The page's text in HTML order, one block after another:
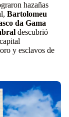
hazañas
Bartolomeu
da Gama
descubrió
y esclavos de